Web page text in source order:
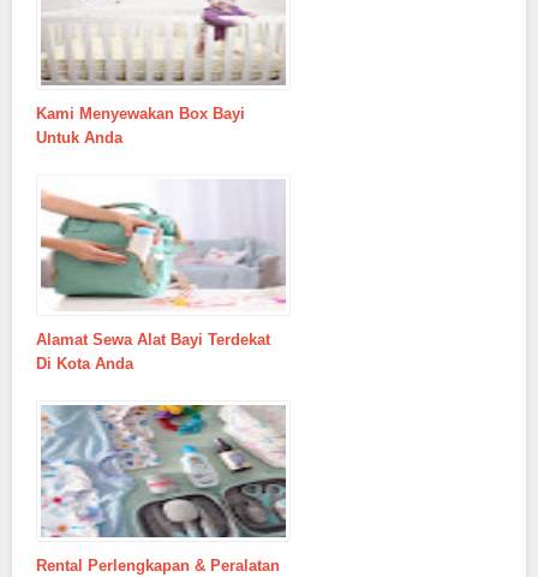
Kami Menyewakan Box Bayi
Untuk Anda
Alamat Sewa Alat Bayi Terdekat
Di Kota Anda
Rental Perlengkapan & Peralatan